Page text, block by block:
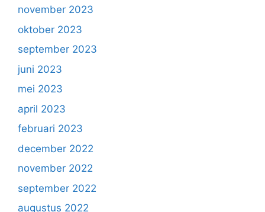
november 2023
oktober 2023
september 2023
juni 2023
mei 2023
april 2023
februari 2023
december 2022
november 2022
september 2022
augustus 2022